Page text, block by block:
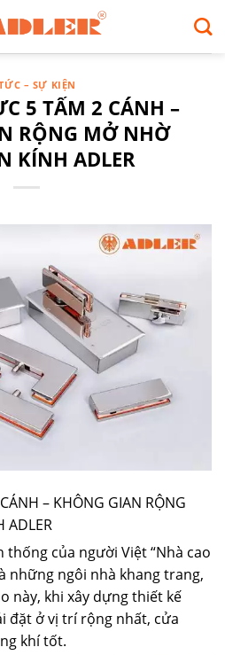
– SỰ KIỆN
5 TẤM 2 CÁNH –
RỘNG MỞ NHỜ
KÍNH ADLER
– KHÔNG GIAN RỘNG
ADLER
của người Việt “Nhà cao
những ngôi nhà khang trang,
này, khi xây dựng thiết kế
đặt ở vị trí rộng nhất, cửa
khí tốt.